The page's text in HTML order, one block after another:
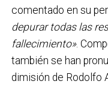
comentado en su
depurar todas las
fallecimiento».
también se han
dimisión de Rodolfo